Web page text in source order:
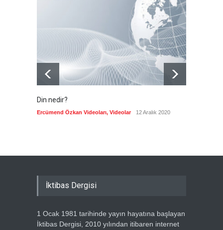
Futbol endüstrisinde kavga
devam ediyor
7 Ağustos 2026
Din nedir?
Ercümend Özkan Videoları, Videolar 12 Aralık 2020
İktibas Dergisi
1 Ocak 1981 tarihinde yayın hayatına başlayan
İktibas Dergisi, 2010 yılından itibaren internet